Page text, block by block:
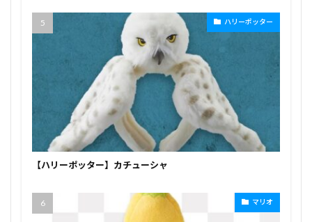
ハリーポッター
【ハリーポッター】カチューシャ
マリオ